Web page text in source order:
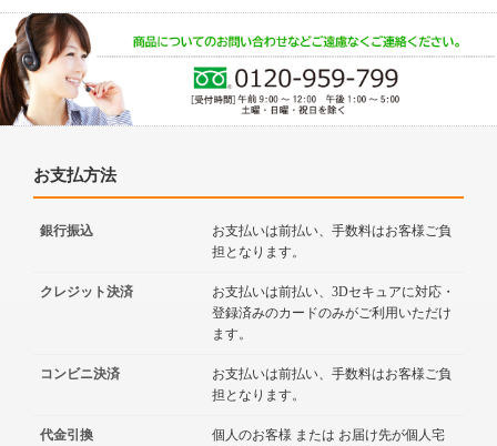
お支払方法
銀行振込
お支払いは前払い、手数料はお客様ご負
担となります。
クレジット決済
お支払いは前払い、3Dセキュアに対応・
登録済みのカードのみがご利用いただけ
ます。
コンビニ決済
お支払いは前払い、手数料はお客様ご負
担となります。
代金引換
個人のお客様 または お届け先が個人宅